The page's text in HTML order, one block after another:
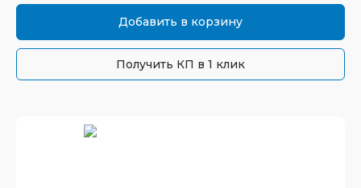
Добавить в корзину
Получить КП в 1 клик